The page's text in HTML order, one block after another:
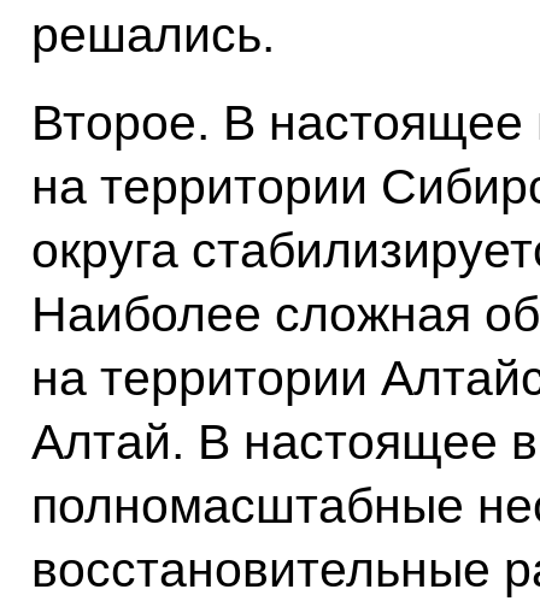
решались.
Второе. В настоящее
на территории
округа
Наиболее сложная
на территории
Алтай. В настоящее
полномасштабные
восстановительные